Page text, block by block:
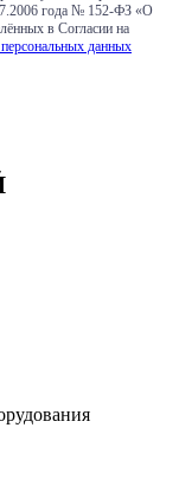
года № 152-ФЗ «О
в Согласии на
данных